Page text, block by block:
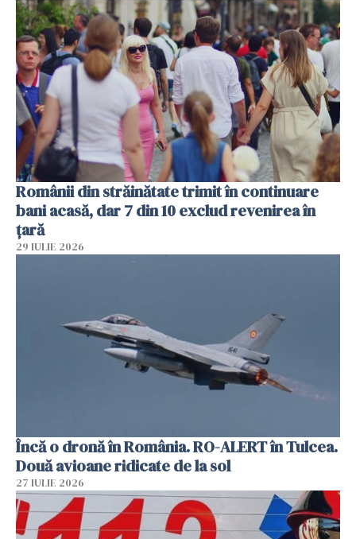
Românii din străinătate trimit în continuare
bani acasă, dar 7 din 10 exclud revenirea în
țară
29 IULIE 2026
Încă o dronă în România. RO-ALERT în Tulcea.
Două avioane ridicate de la sol
27 IULIE 2026